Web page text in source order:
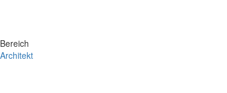
Bereich
Architekt